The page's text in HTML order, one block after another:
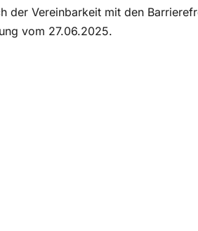
der Vereinbarkeit mit den
vom 27.06.2025.